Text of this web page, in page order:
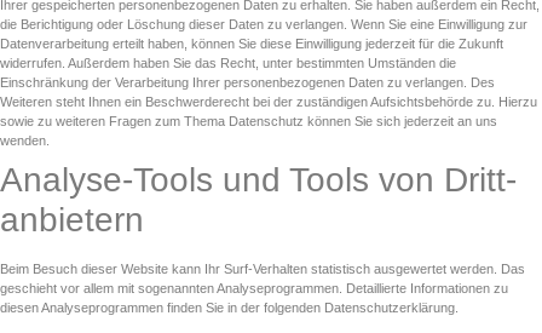
Ihrer gespeicherten personenbezogenen Daten zu erhalten. Sie haben außerdem ein Recht,
die Berichtigung oder Löschung dieser Daten zu verlangen. Wenn Sie eine Einwilligung zur
Datenverarbeitung erteilt haben, können Sie diese Einwilligung jederzeit für die Zukunft
widerrufen. Außerdem haben Sie das Recht, unter bestimmten Umständen die
Einschränkung der Verarbeitung Ihrer personenbezogenen Daten zu verlangen. Des
Weiteren steht Ihnen ein Beschwerderecht bei der zuständigen Aufsichtsbehörde zu. Hierzu
sowie zu weiteren Fragen zum Thema Datenschutz können Sie sich jederzeit an uns
wenden.
Analyse-Tools und Tools von Dritt­
anbietern
Beim Besuch dieser Website kann Ihr Surf-Verhalten statistisch ausgewertet werden. Das
geschieht vor allem mit sogenannten Analyseprogrammen. Detaillierte Informationen zu
diesen Analyseprogrammen finden Sie in der folgenden Datenschutzerklärung.